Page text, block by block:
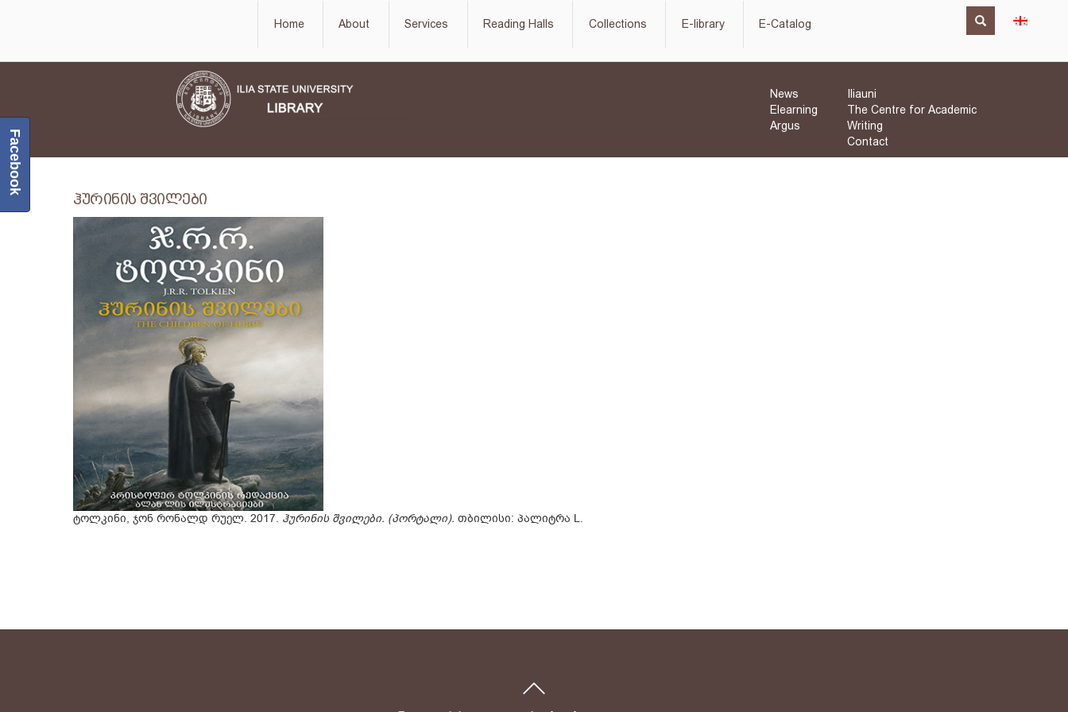
Home About Services Reading Halls Collections E-library E-Catalog
News
Elearning
Argus
Iliauni
The Centre for Academic
Writing
Contact
ჰურინის შვილები
ტოლკინი, ჯონ რონალდ რუელ. 2017. ჰურინის შვილები. (პორტალი). თბილისი: პალიტრა L.
Facebook